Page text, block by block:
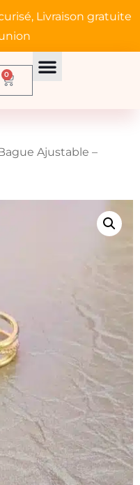
Livraison gratuite
0
Ajustable –